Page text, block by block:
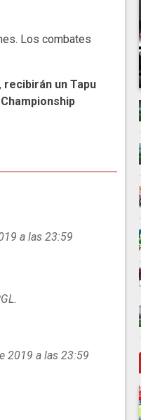
Los combates
recibirán un Tapu
a las 23:59
2019 a las 23:59